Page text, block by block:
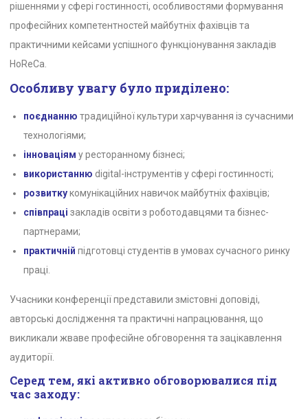
рішеннями у сфері гостинності, особливостями формування
професійних компетентностей майбутніх фахівців та
практичними кейсами успішного функціонування закладів
HoReCa.
Особливу увагу було приділено:
поєднанню традиційної культури харчування із сучасними
технологіями;
інноваціям у ресторанному бізнесі;
використанню digital-інструментів у сфері гостинності;
розвитку комунікаційних навичок майбутніх фахівців;
співпраці закладів освіти з роботодавцями та бізнес-
партнерами;
практичній підготовці студентів в умовах сучасного ринку
праці.
Учасники конференції представили змістовні доповіді,
авторські дослідження та практичні напрацювання, що
викликали жваве професійне обговорення та зацікавлення
аудиторії.
Серед тем, які активно обговорювалися під
час заходу: